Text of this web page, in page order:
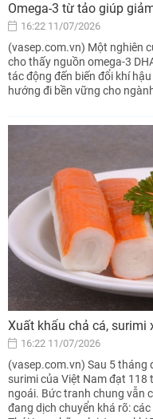
Omega-3 từ tảo giúp
16:22 11/07/2026
(vasep.com.vn) Một nghiên
cho thấy nguồn omega-3
tác động đến biến đổi khí
hướng đi bền vững cho
Xuất khẩu chả cá,
16:22 11/07/2026
(vasep.com.vn) Sau 5 tháng
surimi của Việt Nam đạt 118
ngoái. Bức tranh chung vẫn
đang dịch chuyển khá rõ: